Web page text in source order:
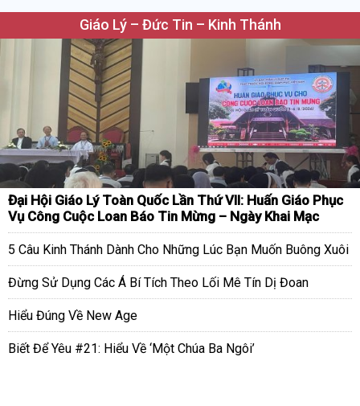
Giáo Lý – Đức Tin – Kinh Thánh
Đại Hội Giáo Lý Toàn Quốc Lần Thứ VII: Huấn Giáo Phục
Vụ Công Cuộc Loan Báo Tin Mừng – Ngày Khai Mạc
5 Câu Kinh Thánh Dành Cho Những Lúc Bạn Muốn Buông Xuôi
Đừng Sử Dụng Các Á Bí Tích Theo Lối Mê Tín Dị Đoan
Hiểu Đúng Về New Age
Biết Để Yêu #21: Hiểu Về ‘Một Chúa Ba Ngôi’